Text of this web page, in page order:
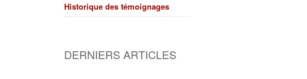
Historique des témoignages
DERNIERS ARTICLES